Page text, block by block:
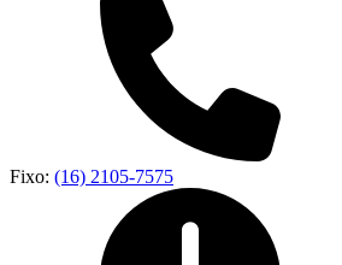
Fixo: (16) 2105-7575